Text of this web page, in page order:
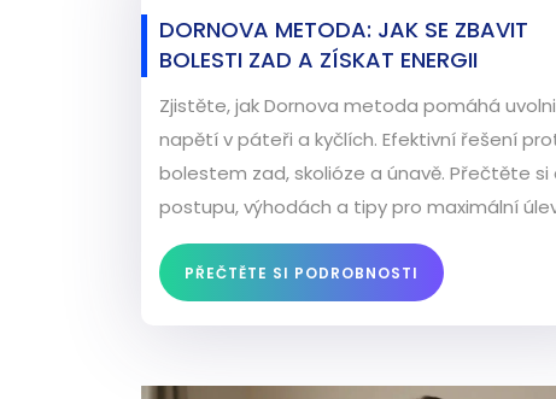
DORNOVA METODA: JAK SE ZBAVIT
BOLESTI ZAD A ZÍSKAT ENERGII
Zjistěte, jak Dornova metoda pomáhá
napětí v páteři a kyčlích. Efektivní řešení
bolestem zad, skolióze a únavě. Přečtěte si
postupu, výhodách a tipy pro maximální
PŘEČTĚTE SI PODROBNOSTI